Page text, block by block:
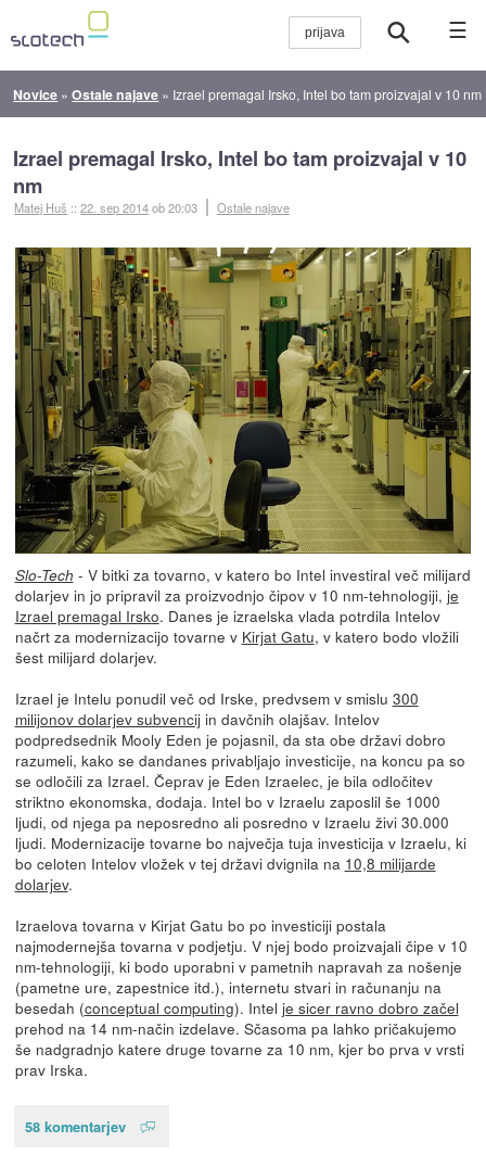
☰
Novice »Ostale najave » Izrael premagal Irsko, Intel bo tam proizvajal v 10 nm
Izrael premagal Irsko, Intel bo tam proizvajal v 10
nm
Matej Huš ::22. sep 2014ob 20:03 Ostale najave
Slo-Tech - V bitki za tovarno, v katero bo Intel investiral več milijard
dolarjev in jo pripravil za proizvodnjo čipov v 10 nm-tehnologiji, je
Izrael premagal Irsko. Danes je izraelska vlada potrdila Intelov
načrt za modernizacijo tovarne v Kirjat Gatu, v katero bodo vložili
šest milijard dolarjev.
Izrael je Intelu ponudil več od Irske, predvsem v smislu 300
milijonov dolarjev subvencijin davčnih olajšav. Intelov
podpredsednik Mooly Eden je pojasnil, da sta obe državi dobro
razumeli, kako se dandanes privabljajo investicije, na koncu pa so
se odločili za Izrael. Čeprav je Eden Izraelec, je bila odločitev
striktno ekonomska, dodaja. Intel bo v Izraelu zaposlil še 1000
ljudi, od njega pa neposredno ali posredno v Izraelu živi 30.000
ljudi. Modernizacije tovarne bo največja tuja investicija v Izraelu, ki
bo celoten Intelov vložek v tej državi dvignila na 10,8 milijarde
dolarjev.
Izraelova tovarna v Kirjat Gatu bo po investiciji postala
najmodernejša tovarna v podjetju. V njej bodo proizvajali čipe v 10
nm-tehnologiji, ki bodo uporabni v pametnih napravah za nošenje
(pametne ure, zapestnice itd.), internetu stvari in računanju na
besedah (conceptual computing). Intel je sicer ravno dobro začel
prehod na 14 nm-način izdelave. Sčasoma pa lahko pričakujemo
še nadgradnjo katere druge tovarne za 10 nm, kjer bo prva v vrsti
prav Irska.
58 komentarjev